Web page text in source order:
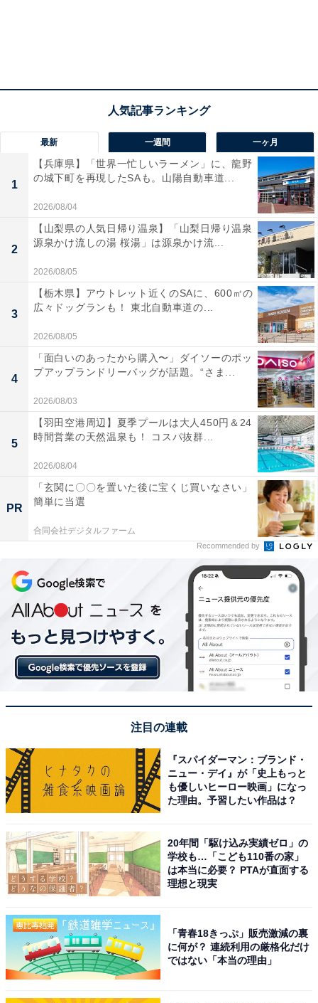
た。
みの向こうに富士山が浮かぶ幻想的な光景を楽しむこと
ができます。カフェや階段状の席も完備されており、ド
リンクを片手に絶景をゆったり眺められる点も高く評価
されました。
あわせて読みたい
なぜローソン前に外国人の行列が!? 富士山の
All About ニュース編集
部
「All About ニュース」は、ネットの話題から世の中の動きまで、暮
らしの中にあふれる「なぜ？」「どうして？」を分かりやすく伝え
るAll About発のニュースメディアです。お金や仕事、恋愛、ITに関
する疑問に対して専門家が分かりやすく回答するほか、エンタメ情
報やSNSで話題のトピックスを紹介しています。
...続きを読む
次ページ
10位までの全ランキング結果を見
る
こちらもおすすめ
一日遊べる「温泉テーマパーク」ランキング！
2位は「箱根小涌園ユネッサン」、では1位は？
最新 一週間 一ヶ月
1
【兵庫県】「世界一忙しいラーメン」に、龍野
の城下町を再現したSAも。山陽自動車道...
2026/08/04
2
【山梨県の人気日帰り温泉】「山梨日帰り温泉
源泉かけ流しの湯 桜湯」は源泉かけ流...
2026/08/05
3
【栃木県】アウトレット近くのSAに、600㎡の
広々ドッグランも！ 東北自動車道の...
2026/08/05
4
「面白いのあったから購入〜」ダイソーのポッ
プアップランドリーバッグが話題。“さま...
2026/08/03
5
【羽田空港周辺】夏季プールは大人450円＆24
時間営業の天然温泉も！ コスパ抜群...
2026/08/04
PR
「玄関に〇〇を置いた後に宝くじ買いなさい」
簡単に当選
合同会社デジタルファーム
Recommended by
注目の連載
『スパイダーマン：ブランド・
ニュー・デイ』が「史上もっと
も優しいヒーロー映画」になっ
た理由。予習したい作品は？
20年間「駆け込み実績ゼロ」の
学校も…「こども110番の家」
は本当に必要？ PTAが直面する
理想と現実
「青春18きっぷ」販売激減の裏
に何が？ 連続利用の厳格化だけ
ではない「本当の理由」